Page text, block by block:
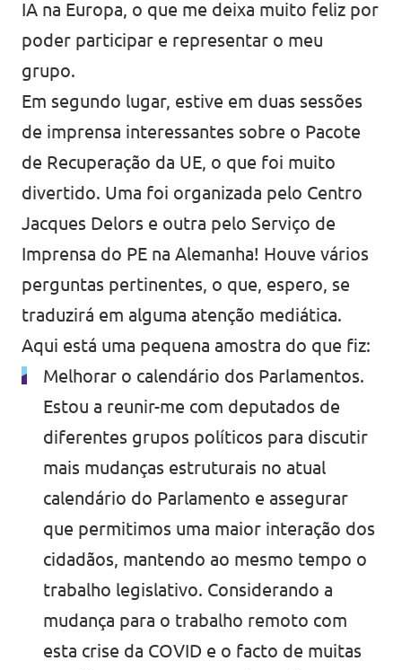
IA na Europa, o que me deixa muito feliz por
poder participar e representar o meu
grupo.
Em segundo lugar, estive em duas sessões
de imprensa interessantes sobre o Pacote
de Recuperação da UE, o que foi muito
divertido. Uma foi organizada pelo Centro
Jacques Delors e outra pelo Serviço de
Imprensa do PE na Alemanha! Houve vários
perguntas pertinentes, o que, espero, se
traduzirá em alguma atenção mediática.
Aqui está uma pequena amostra do que fiz:
Melhorar o calendário dos Parlamentos.
Estou a reunir-me com deputados de
diferentes grupos políticos para discutir
mais mudanças estruturais no atual
calendário do Parlamento e assegurar
que permitimos uma maior interação dos
cidadãos, mantendo ao mesmo tempo o
trabalho legislativo. Considerando a
mudança para o trabalho remoto com
esta crise da COVID e o facto de muitas